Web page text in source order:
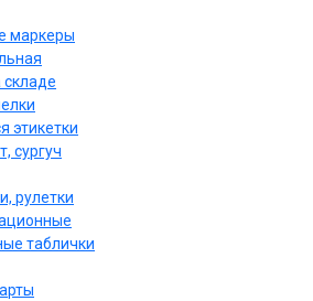
маркеры
этикетки
сургуч
рулетки
таблички